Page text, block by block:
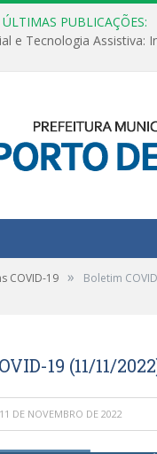
ÚLTIMAS PUBLICAÇÕES:
COVID-19 »
Boletim
19 (11/11/
11 DE NOVEMBRO DE 2022